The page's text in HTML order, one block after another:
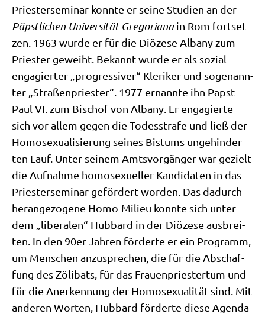
Prie­ster­se­mi­nar konn­te er sei­ne Stu­di­en an der
Päpst­li­chen Uni­ver­si­tät Gre­go­ria­nain Rom fort­set­
zen. 1963 wur­de er für die Diö­ze­se Alba­ny zum
Prie­ster geweiht. Bekannt wur­de er als sozi­al
enga­gier­ter „pro­gres­si­ver“ Kle­ri­ker und soge­nann­
ter „Stra­ßen­prie­ster“. 1977 ernann­te ihn Papst
Paul VI. zum Bischof von Alba­ny. Er enga­gier­te
sich vor allem gegen die Todes­stra­fe und ließ der
Homo­se­xua­li­sie­rung sei­nes Bis­tums unge­hin­der­
ten Lauf. Unter sei­nem Amts­vor­gän­ger war gezielt
die Auf­nah­me homo­se­xu­el­ler Kan­di­da­ten in das
Prie­ster­se­mi­nar geför­dert wor­den. Das dadurch
her­an­ge­zo­ge­ne Homo-Milieu konn­te sich unter
dem „libe­ra­len“ Hub­bard in der Diö­ze­se aus­brei­
ten. In den 90er Jah­ren för­der­te er ein Pro­gramm,
um Men­schen anzu­spre­chen, die für die Abschaf­
fung des Zöli­bats, für das Frau­en­prie­ster­tum und
für die Aner­ken­nung der Homo­se­xua­li­tät sind. Mit
ande­ren Wor­ten, Hub­bard för­der­te die­se Agen­da